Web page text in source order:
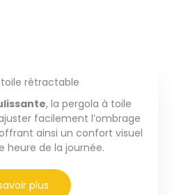
rétractable
, la pergola à toile
facilement l’ombrage
ainsi un confort visuel
heure de la journée.
plus